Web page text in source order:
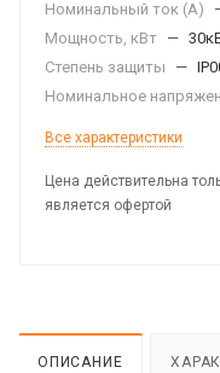
Номинальный ток (А)
Мощность, кВт —
Степень защиты
—
Номинальное
Все характеристики
Цена действительна
является офертой
ОПИСАНИЕ